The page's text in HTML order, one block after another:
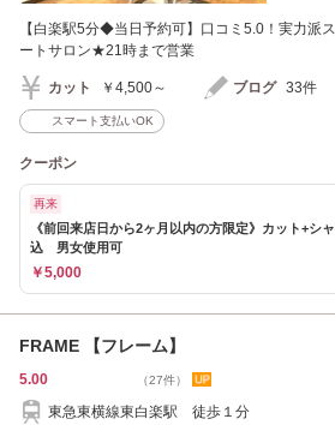
【白楽駅5分◆当日予約可】口コミ5.0！実力派
ートサロン★21時まで営業
カット ￥4,500～ ブログ 33件
スマート支払いOK
クーポン
再来
《前回来店日から2ヶ月以内の方限定》カット+シ
込 男女使用可
￥5,000
FRAME 【フレーム】
5.00 （27件）
東急東横線東白楽駅 徒歩１分